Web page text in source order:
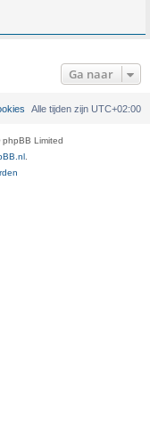
Ga naar
Alle tijden zijn UTC+02:00
Limited